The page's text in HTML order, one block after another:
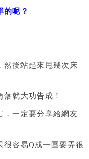
的呢？
然後站起來甩幾次床
就大功告成！
，一定要分享給網友
很容易Q成一團要弄很